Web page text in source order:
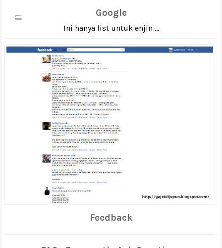
Google
Ini hanya list untuk enjin ...
Feedback